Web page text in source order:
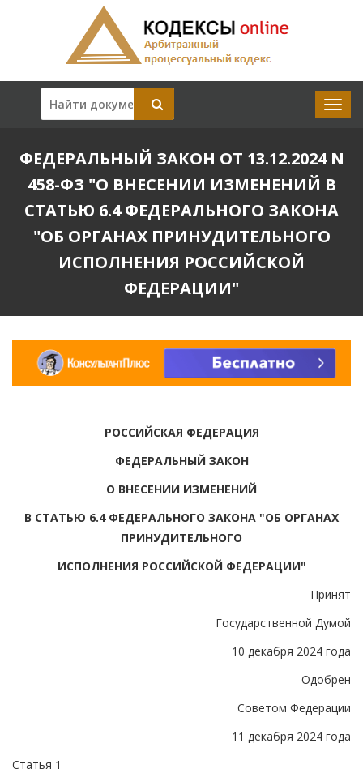
ФЕДЕРАЛЬНЫЙ ЗАКОН ОТ 13.12.2024 N
458-ФЗ "О ВНЕСЕНИИ ИЗМЕНЕНИЙ В
СТАТЬЮ 6.4 ФЕДЕРАЛЬНОГО ЗАКОНА
"ОБ ОРГАНАХ ПРИНУДИТЕЛЬНОГО
ИСПОЛНЕНИЯ РОССИЙСКОЙ
ФЕДЕРАЦИИ"
РОССИЙСКАЯ ФЕДЕРАЦИЯ
ФЕДЕРАЛЬНЫЙ ЗАКОН
О ВНЕСЕНИИ ИЗМЕНЕНИЙ
В СТАТЬЮ 6.4 ФЕДЕРАЛЬНОГО ЗАКОНА "ОБ ОРГАНАХ
ПРИНУДИТЕЛЬНОГО
ИСПОЛНЕНИЯ РОССИЙСКОЙ ФЕДЕРАЦИИ"
Принят
Государственной Думой
10 декабря 2024 года
Одобрен
Советом Федерации
11 декабря 2024 года
Статья 1